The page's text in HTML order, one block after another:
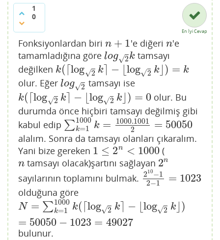
1
0
En İyi Cevap
Fonksiyonlardan biri n + 1
n+1 'e diğeri n
n'e
tamamladığına göre log 2
√ k
log2 k
tamsayı
değilken k( ⌈log 2
√ k⌉ − ⌊log 2
√ k⌋) = k
k(⌈ log2k ⌉− ⌊log2k )=k
olur. Eğer log 2
√
log2 tamsayı ise
k( ⌈log 2
√ k⌉ − ⌊log 2
√ k⌋) = 0
k(⌈ log2k ⌉− ⌊log2k )=0
olur. Bu
durumda önce hiçbiri tamsayı değilmiş gibi
kabul edip ∑1000
k=1 k =
1000.1001
2
= 50050
∑k=11000 k= 1000.1001 2= 50050
alalım. Sonra da tamsayı olanları çıkaralım.
Yani bize gereken 1 ≤ 2n < 1000
1 ≤2n <1000 (
n
ntamsayı olacak)şartını sağlayan 2n
2n
sayılarının toplamını bulmak. 210−1
2−1 = 1023
210−1 2−1=1023
olduğuna göre
N = ∑1000
k=1 k( log 2
√ k⌉ − log 2
√ k⌋ )
= 50050 − 1023 = 49027
N= ∑k =1 1000k(⌈log2k⌉ −⌊ log 2k =50050 −1023
bulunur.